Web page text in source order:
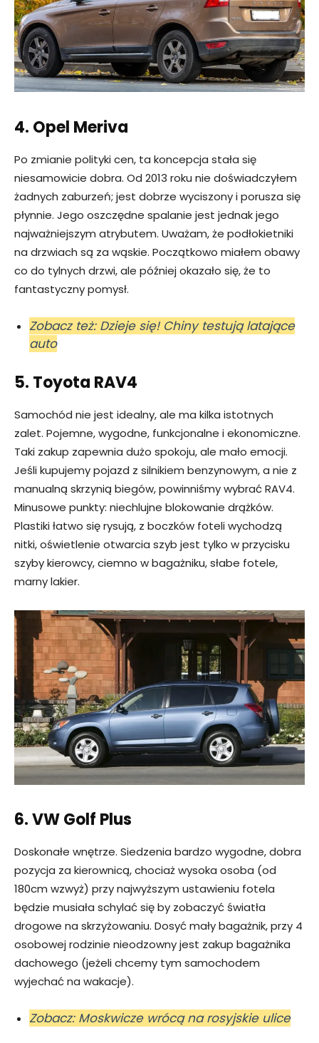
4. Opel Meriva
Po zmianie polityki cen, ta koncepcja stała się
niesamowicie dobra. Od 2013 roku nie doświadczyłem
żadnych zaburzeń; jest dobrze wyciszony i porusza się
płynnie. Jego oszczędne spalanie jest jednak jego
najważniejszym atrybutem. Uważam, że podłokietniki
na drzwiach są za wąskie. Początkowo miałem obawy
co do tylnych drzwi, ale później okazało się, że to
fantastyczny pomysł.
Zobacz też: Dzieje się! Chiny testują latające
auto
5. Toyota RAV4
Samochód nie jest idealny, ale ma kilka istotnych
zalet. Pojemne, wygodne, funkcjonalne i ekonomiczne.
Taki zakup zapewnia dużo spokoju, ale mało emocji.
Jeśli kupujemy pojazd z silnikiem benzynowym, a nie z
manualną skrzynią biegów, powinniśmy wybrać RAV4.
Minusowe punkty: niechlujne blokowanie drążków.
Plastiki łatwo się rysują, z boczków foteli wychodzą
nitki, oświetlenie otwarcia szyb jest tylko w przycisku
szyby kierowcy, ciemno w bagażniku, słabe fotele,
marny lakier.
6. VW Golf Plus
Doskonałe wnętrze. Siedzenia bardzo wygodne, dobra
pozycja za kierownicą, chociaż wysoka osoba (od
180cm wzwyż) przy najwyższym ustawieniu fotela
będzie musiała schylać się by zobaczyć światła
drogowe na skrzyżowaniu. Dosyć mały bagażnik, przy 4
osobowej rodzinie nieodzowny jest zakup bagażnika
dachowego (jeżeli chcemy tym samochodem
wyjechać na wakacje).
Zobacz: Moskwicze wrócą na rosyjskie ulice